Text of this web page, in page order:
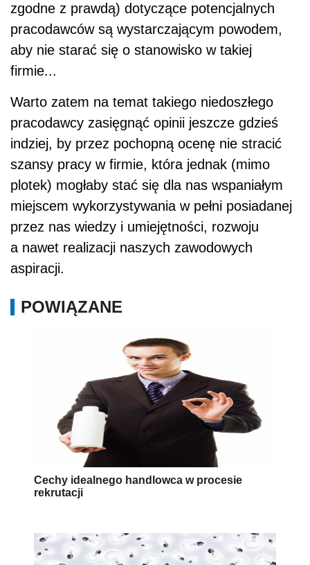
zgodne z prawdą) dotyczące potencjalnych
pracodawców są wystarczającym powodem,
aby nie starać się o stanowisko w takiej
firmie...
Warto zatem na temat takiego niedoszłego
pracodawcy zasięgnąć opinii jeszcze gdzieś
indziej, by przez pochopną ocenę nie stracić
szansy pracy w firmie, która jednak (mimo
plotek) mogłaby stać się dla nas wspaniałym
miejscem wykorzystywania w pełni posiadanej
przez nas wiedzy i umiejętności, rozwoju
a nawet realizacji naszych zawodowych
aspiracji.
POWIĄZANE
Cechy idealnego handlowca w procesie
rekrutacji